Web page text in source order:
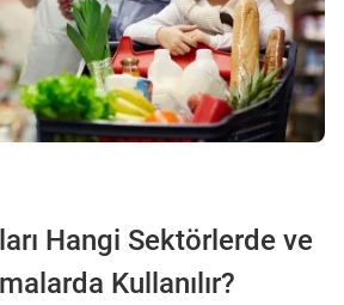
Hangi Sektörlerde ve
Kullanılır?